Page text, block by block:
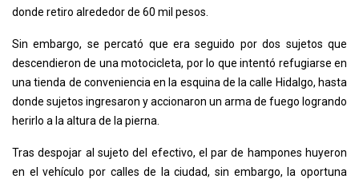
donde retiro alrededor de 60 mil pesos.
Sin embargo, se percató que era seguido por dos sujetos que
descendieron de una motocicleta, por lo que intentó refugiarse en
una tienda de conveniencia en la esquina de la calle Hidalgo, hasta
donde sujetos ingresaron y accionaron un arma de fuego logrando
herirlo a la altura de la pierna.
Tras despojar al sujeto del efectivo, el par de hampones huyeron
en el vehículo por calles de la ciudad, sin embargo, la oportuna